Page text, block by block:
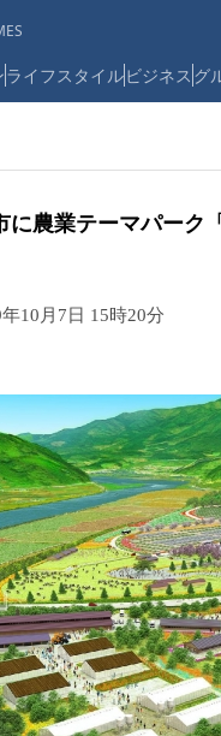
ライフスタイルビジネス グ
に農業テーマパーク
10月7日 15時20分